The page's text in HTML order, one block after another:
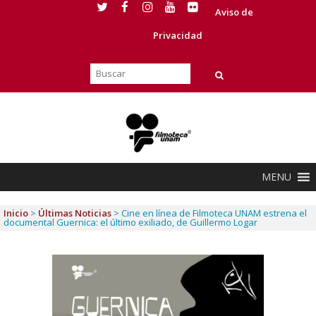
Aviso de
Privacidad
MENU
Inicio > Últimas Noticias > Cine en línea de Filmoteca UNAM estrena el
documental Guernica: el último exiliado, de Guillermo Logar